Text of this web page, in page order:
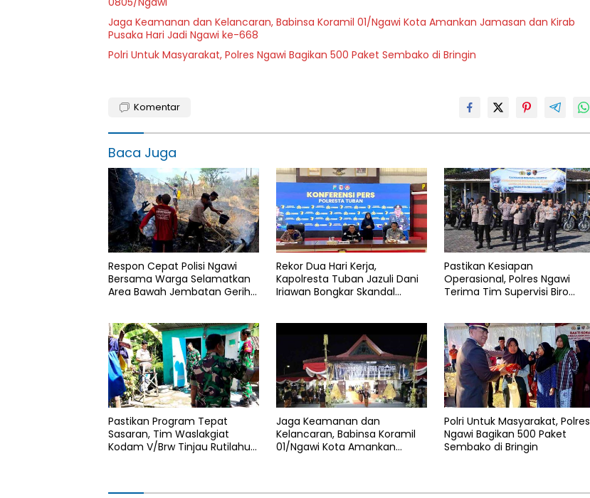
Jaga Keamanan dan Kelancaran, Babinsa Koramil 01/Ngawi Kota Amankan Jamasan dan Kirab
Pusaka Hari Jadi Ngawi ke-668
Polri Untuk Masyarakat, Polres Ngawi Bagikan 500 Paket Sembako di Bringin
Komentar
Baca Juga
Respon Cepat Polisi Ngawi
Bersama Warga Selamatkan
Area Bawah Jembatan Gerih
Rekor Dua Hari Kerja,
Kapolresta Tuban Jazuli Dani
Iriawan Bongkar Skandal
Pastikan Kesiapan
Operasional, Polres Ngawi
Terima Tim Supervisi Biro
Pastikan Program Tepat
Sasaran, Tim Waslakgiat
Kodam V/Brw Tinjau Rutilahu
Jaga Keamanan dan
Kelancaran, Babinsa Koramil
01/Ngawi Kota Amankan
Polri Untuk Masyarakat, Polres
Ngawi Bagikan 500 Paket
Sembako di Bringin